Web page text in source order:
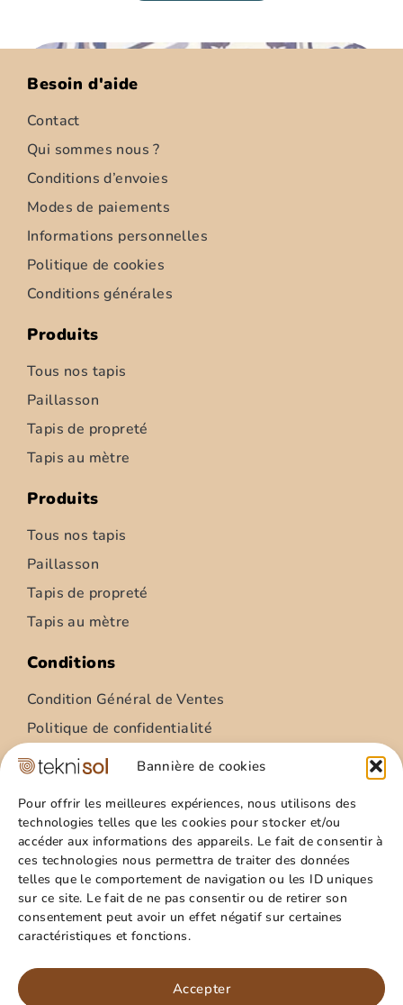
Bannière de cookies
Pour offrir les meilleures expériences, nous utilisons des
technologies telles que les cookies pour stocker et/ou
accéder aux informations des appareils. Le fait de consentir à
ces technologies nous permettra de traiter des données
telles que le comportement de navigation ou les ID uniques
sur ce site. Le fait de ne pas consentir ou de retirer son
consentement peut avoir un effet négatif sur certaines
caractéristiques et fonctions.
Accepter
Tapis d’intérieur – Ziemia – 52cm
Paillasson – relief palmes – 40x60cm
15,99€
Besoin d'aide
Contact
Qui sommes nous ?
Conditions d’envoies
Modes de paiements
Informations personnelles
Politique de cookies
Conditions générales
Produits
Tous nos tapis
Paillasson
Tapis de propreté
Tapis au mètre
Produits
Tous nos tapis
Paillasson
Tapis de propreté
Tapis au mètre
Conditions
Condition Général de Ventes
Politique de confidentialité
Condition Général Utilisation
Site
Qui sommes nous ?
Guide pratique
Favoris